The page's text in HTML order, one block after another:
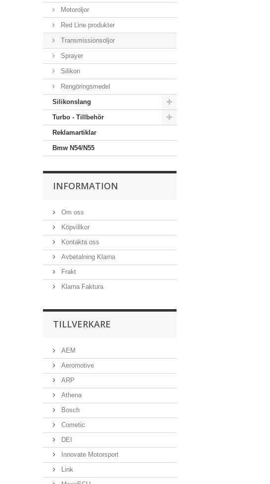
Motoroljor
Red Line produkter
Transmissionsoljor
Sprayer
Silikon
Rengöringsmedel
Silikonslang
Turbo - Tillbehör
Reklamartiklar
Bmw N54/N55
INFORMATION
Om oss
Köpvillkor
Kontakta oss
Avbetalning Klarna
Frakt
Klarna Faktura
TILLVERKARE
AEM
Aeromotive
ARP
Athena
Bosch
Cometic
DEI
Innovate Motorsport
Link